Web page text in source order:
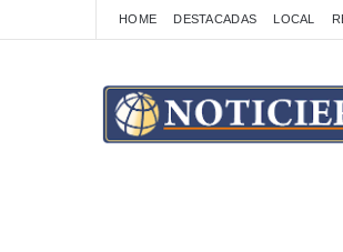
HOME DESTACADAS LOCAL